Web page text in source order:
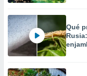
o a través
de
de
de
uso de
Qué